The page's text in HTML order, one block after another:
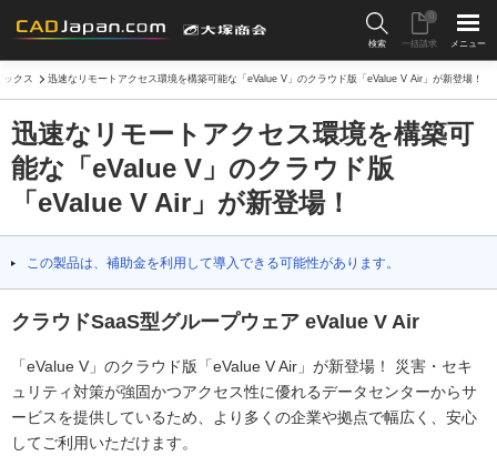
検索 一括請求
0
メニュー
ックス 迅速なリモートアクセス環境を構築可能な「eValue V」のクラウド版「eValue V Air」が新登場！
迅速なリモートアクセス環境を構築可
能な「eValue V」のクラウド版
「eValue V Air」が新登場！
この製品は、補助金を利用して導入できる可能性があります。
クラウドSaaS型グループウェア eValue V Air
「eValue V」のクラウド版「eValue V Air」が新登場！ 災害・セキ
ュリティ対策が強固かつアクセス性に優れるデータセンターからサ
ービスを提供しているため、より多くの企業や拠点で幅広く、安心
してご利用いただけます。